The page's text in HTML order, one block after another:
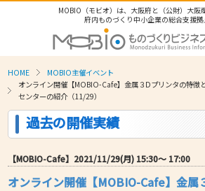
MOBIO（モビオ）は、大阪府と（公財）大阪
府内ものづくり中小企業の総合支援拠
HOME
MOBIO主催イベント
オンライン開催【MOBIO-Cafe】金属３Dプリンタの特徴
センターの紹介（11/29）
過去の開催実績
【MOBIO-Cafe】2021/11/29(月) 15:30〜 17:00
オンライン開催【MOBIO-Cafe】金属